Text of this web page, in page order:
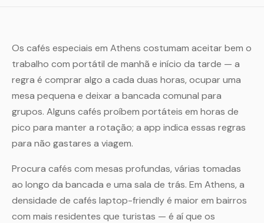
Os cafés especiais em Athens costumam aceitar bem o
trabalho com portátil de manhã e início da tarde — a
regra é comprar algo a cada duas horas, ocupar uma
mesa pequena e deixar a bancada comunal para
grupos. Alguns cafés proíbem portáteis em horas de
pico para manter a rotação; a app indica essas regras
para não gastares a viagem.
Procura cafés com mesas profundas, várias tomadas
ao longo da bancada e uma sala de trás. Em Athens, a
densidade de cafés laptop-friendly é maior em bairros
com mais residentes que turistas — é aí que os